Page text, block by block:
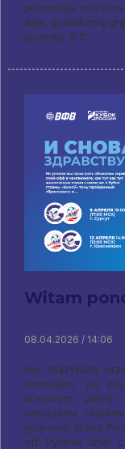
prowokuje
daje dodatkową
przerwy, 8:2.
Witam
08.04.2026 / 14:06
Nie zdążyliśmy
Jenisejem, po
Krajowym.
naruszenie
grupowej przed
off. Pytanie dnia: